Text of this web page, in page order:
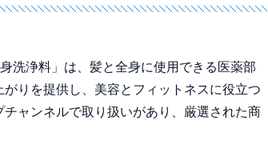
洗浄料」は、髪と全身に使用できる医薬部
りを提供し、美容とフィットネスに役立つ
ャンネルで取り扱いがあり、厳選された商